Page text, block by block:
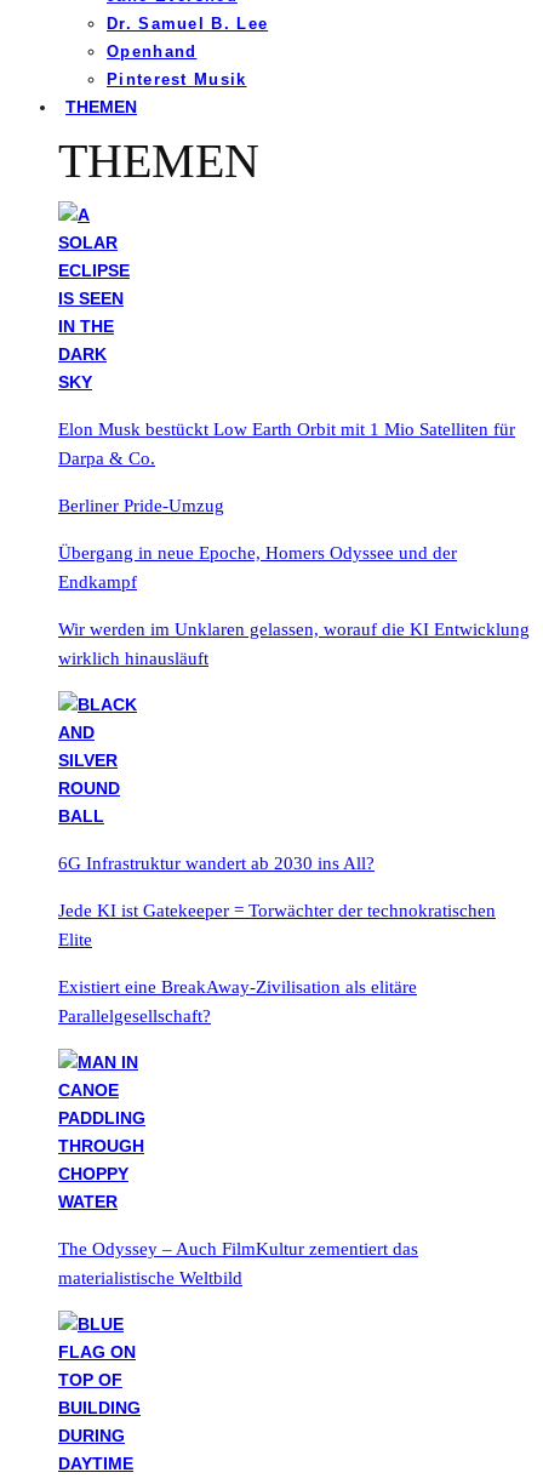
Dr. Samuel B. Lee
Openhand
Pinterest Musik
THEMEN
THEMEN
Elon Musk bestückt Low Earth Orbit mit 1 Mio Satelliten für
Darpa & Co.
Berliner Pride-Umzug
Übergang in neue Epoche, Homers Odyssee und der
Endkampf
Wir werden im Unklaren gelassen, worauf die KI Entwicklung
wirklich hinausläuft
6G Infrastruktur wandert ab 2030 ins All?
Jede KI ist Gatekeeper = Torwächter der technokratischen
Elite
Existiert eine BreakAway-Zivilisation als elitäre
Parallelgesellschaft?
The Odyssey – Auch FilmKultur zementiert das
materialistische Weltbild